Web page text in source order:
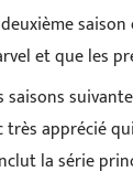
saison
et que les
saisons
très apprécié
la série